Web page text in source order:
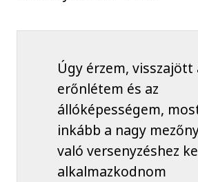
Úgy érzem, visszajött
erőnlétem és az
állóképességem,
inkább a nagy
való versenyzéshez
alkalmazkodnom